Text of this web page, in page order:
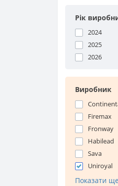
Рік
2024
2025
2026
Виробник
Firemax
Fronway
Habilead
Sava
Uniroyal
Показати